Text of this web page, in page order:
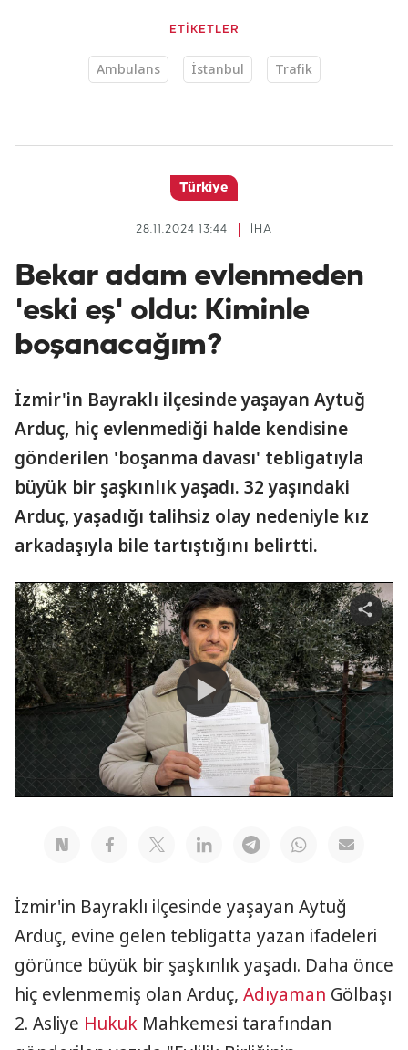
ETİKETLER
Ambulans İstanbul Trafik
Türkiye
İHA
28.11.2024 13:44
Bekar adam evlenmeden
'eski eş' oldu: Kiminle
boşanacağım?
İzmir'in Bayraklı ilçesinde yaşayan Aytuğ
Arduç, hiç evlenmediği halde kendisine
gönderilen 'boşanma davası' tebligatıyla
büyük bir şaşkınlık yaşadı. 32 yaşındaki
Arduç, yaşadığı talihsiz olay nedeniyle kız
arkadaşıyla bile tartıştığını belirtti.
Play
Video
Share
video
İzmir'in Bayraklı ilçesinde yaşayan Aytuğ
Arduç, evine gelen tebligatta yazan ifadeleri
görünce büyük bir şaşkınlık yaşadı. Daha önce
hiç evlenmemiş olan Arduç, Adıyaman Gölbaşı
2. Asliye Hukuk Mahkemesi tarafından